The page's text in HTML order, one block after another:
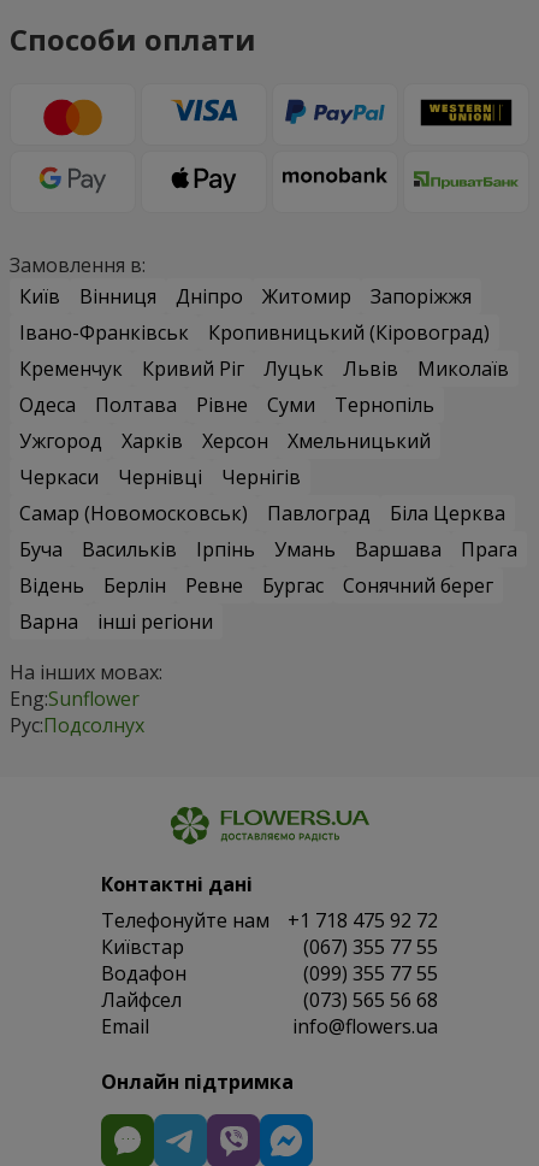
Способи оплати
Замовлення в:
Київ
Вінниця Дніпро Житомир
Запоріжжя
Івано-Франківськ
Кропивницький (Кіровоград)
Кременчук
Кривий Ріг Луцьк Львів
Миколаїв
Одеса
Полтава Рівне Суми
Тернопіль
Ужгород
Харків Херсон
Хмельницький
Черкаси
Чернівці
Чернігів
Самар (Новомосковськ)
Павлоград
Біла Церква
Буча
Васильків Ірпінь Умань Варшава
Прага
Відень
Берлін Ревне Бургас
Сонячний берег
Варна
інші регіони
На інших мовах:
Eng:Sunflower
Рус:Подсолнух
Контактні дані
Телефонуйте нам
+1 718 475 92 72
Київстар
(067) 355 77 55
Водафон
(099) 355 77 55
Лайфсел
(073) 565 56 68
Email
info@flowers.ua
Онлайн підтримка